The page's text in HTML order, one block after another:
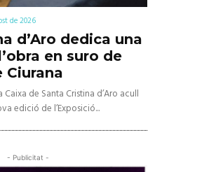
de 2026
d’Aro dedica una
en suro de
Ciurana
Caixa de Santa Cristina d’Aro acull
edició de l’Exposició...
- Publicitat -